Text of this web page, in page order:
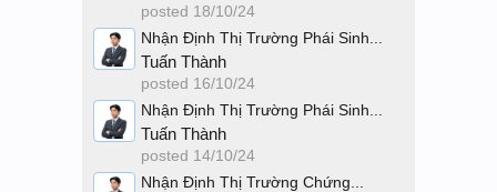
posted 18/10/24
Nhận Định Thị Trường Phái Sinh...
Tuấn Thành
posted 16/10/24
Nhận Định Thị Trường Phái Sinh...
Tuấn Thành
posted 14/10/24
Nhận Định Thị Trường Chứng...